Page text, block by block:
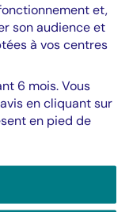
LES ACTUALITÉS
et,
son audience et
à vos centres
6 mois. Vous
en cliquant sur
en pied de